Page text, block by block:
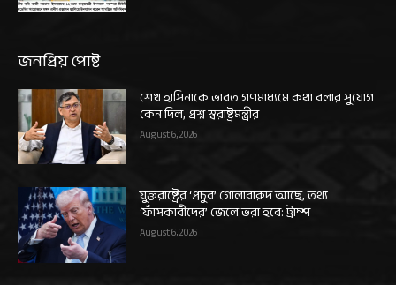
জনপ্রিয় পোষ্ট
শেখ হাসিনাকে ভারত গণমাধ্যমে কথা বলার সুযোগ
কেন দিল, প্রশ্ন স্বরাষ্ট্রমন্ত্রীর
August 6, 2026
যুক্তরাষ্ট্রের ‘প্রচুর’ গোলাবারুদ আছে, তথ্য
‘ফাঁসকারীদের’ জেলে ভরা হবে: ট্রাম্প
August 6, 2026